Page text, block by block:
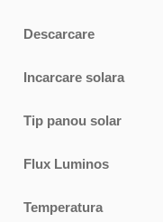
Descarcare
Incarcare solara
Tip panou solar
Flux Luminos
Temperatura